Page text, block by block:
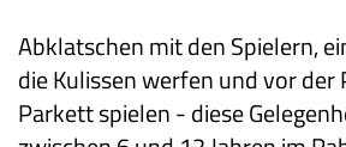
Abklatschen mit den Spielern,
die Kulissen werfen und vor der
Parkett spielen - diese